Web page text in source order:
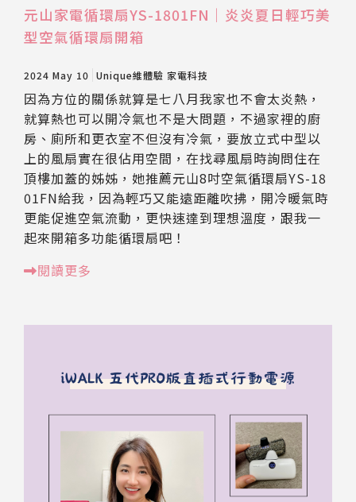
元山家電循環扇YS-1801FN｜炎炎夏日輕巧美
型空氣循環扇開箱
2024 May 10 Unique維體驗 家電科技
因為方位的關係就算是七八月我家也不會太炎熱，
就算熱也可以開冷氣也不是大問題，不過家裡的廚
房、廁所和更衣室不但沒有冷氣，要放立式中型以
上的風扇實在很佔用空間，在找尋風扇時詢問住在
頂樓加蓋的姊姊，她推薦元山8吋空氣循環扇YS-18
01FN給我，因為輕巧又能遠距離吹拂，開冷暖氣時
更能促進空氣流動，更快速達到理想溫度，跟我一
起來開箱多功能循環扇吧！
閱讀更多